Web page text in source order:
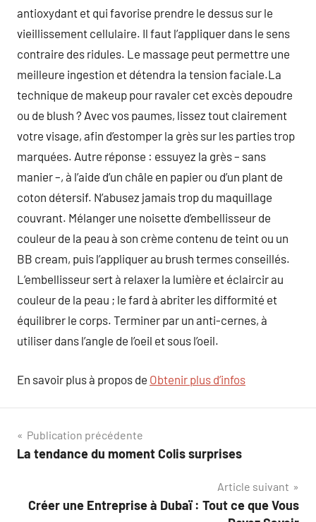
antioxydant et qui favorise prendre le dessus sur le
vieillissement cellulaire. Il faut l’appliquer dans le sens
contraire des ridules. Le massage peut permettre une
meilleure ingestion et détendra la tension faciale.La
technique de makeup pour ravaler cet excès depoudre
ou de blush ? Avec vos paumes, lissez tout clairement
votre visage, afin d’estomper la grès sur les parties trop
marquées. Autre réponse : essuyez la grès – sans
manier –, à l’aide d’un châle en papier ou d’un plant de
coton détersif. N’abusez jamais trop du maquillage
couvrant. Mélanger une noisette d’embellisseur de
couleur de la peau à son crème contenu de teint ou un
BB cream, puis l’appliquer au brush termes conseillés.
L’embellisseur sert à relaxer la lumière et éclaircir au
couleur de la peau ; le fard à abriter les difformité et
équilibrer le corps. Terminer par un anti-cernes, à
utiliser dans l’angle de l’oeil et sous l’oeil.
En savoir plus à propos de Obtenir plus d’infos
Navigation
de
Publication précédente
La tendance du moment Colis surprises
Article suivant
Créer une Entreprise à Dubaï : Tout ce que Vous